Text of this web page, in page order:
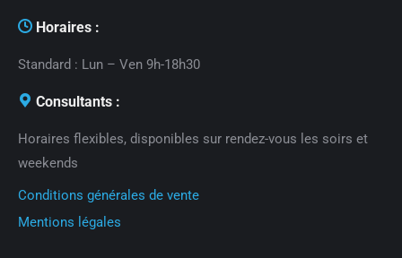
Horaires :
Standard : Lun – Ven 9h-18h30
Consultants :
Horaires flexibles, disponibles sur rendez-vous les soirs et
weekends
Conditions générales de vente
Mentions légales